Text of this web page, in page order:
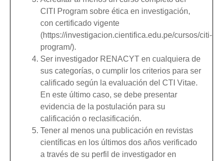
CITI Program sobre ética en investigación,
con certificado vigente
(https://investigacion.cientifica.edu.pe/cursos/citi-
program/).
Ser investigador RENACYT en cualquiera de
sus categorías, o cumplir los criterios para ser
calificado según la evaluación del CTI Vitae.
En este último caso, se debe presentar
evidencia de la postulación para su
calificación o reclasificación.
Tener al menos una publicación en revistas
científicas en los últimos dos años verificado
a través de su perfil de investigador en